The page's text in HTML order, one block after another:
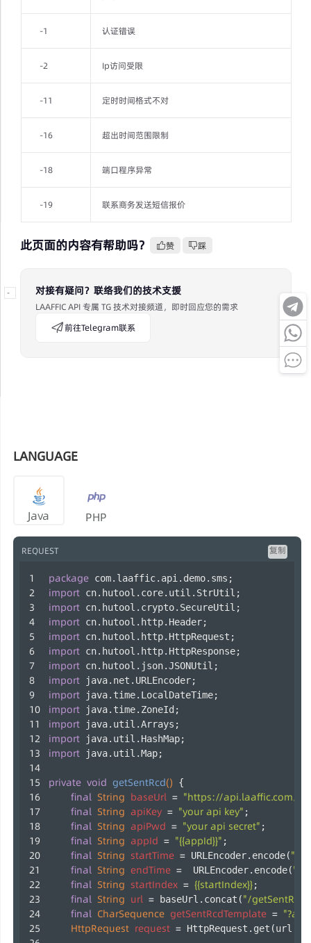
-
-1 认证错误
-2 Ip访问受限
-11 定时时间格式不对
-16 超出时间范围限制
-18 端口程序异常
-19 联系商务发送短信报价
此页面的内容有帮助吗？ 赞 踩
对接有疑问？联络我们的技术支援
LAAFFIC API 专属 TG 技术对接频道，即时回应您的需求
前往Telegram联系
LANGUAGE
Java PHP
REQUEST 复制
package com.laaffic.api.demo.sms;
import cn.hutool.core.util.StrUtil;
import cn.hutool.crypto.SecureUtil;
import cn.hutool.http.Header;
import cn.hutool.http.HttpRequest;
import cn.hutool.http.HttpResponse;
import cn.hutool.json.JSONUtil;
import java.net.URLEncoder;
import java.time.LocalDateTime;
import java.time.ZoneId;
import java.util.Arrays;
import java.util.HashMap;
import java.util.Map;
private void getSentRcd() {
final String baseUrl = "https://api.laaffic.com/
final String apiKey = "your api key" ;
final String apiPwd = "your api secret" ;
final String appId = "{{appId}}" ;
final String startTime = URLEncoder.encode(
final String endTime =
  URLEncoder.encode(
final String startIndex = {{startIndex}};
final String url = baseUrl.concat("/getSentRcd"
final CharSequence getSentRcdTemplate =
HttpRequest request =